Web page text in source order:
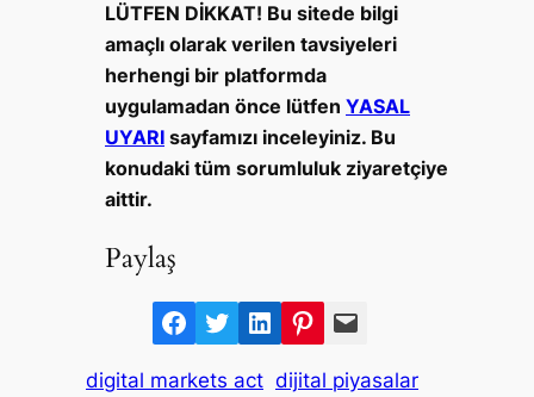
LÜTFEN DİKKAT! Bu sitede bilgi
amaçlı olarak verilen tavsiyeleri
herhengi bir platformda
uygulamadan önce lütfen YASAL
UYARI sayfamızı inceleyiniz. Bu
konudaki tüm sorumluluk ziyaretçiye
aittir.
Paylaş
F
T
L
i
P
i
M
a
digital markets act dijital piyasalar